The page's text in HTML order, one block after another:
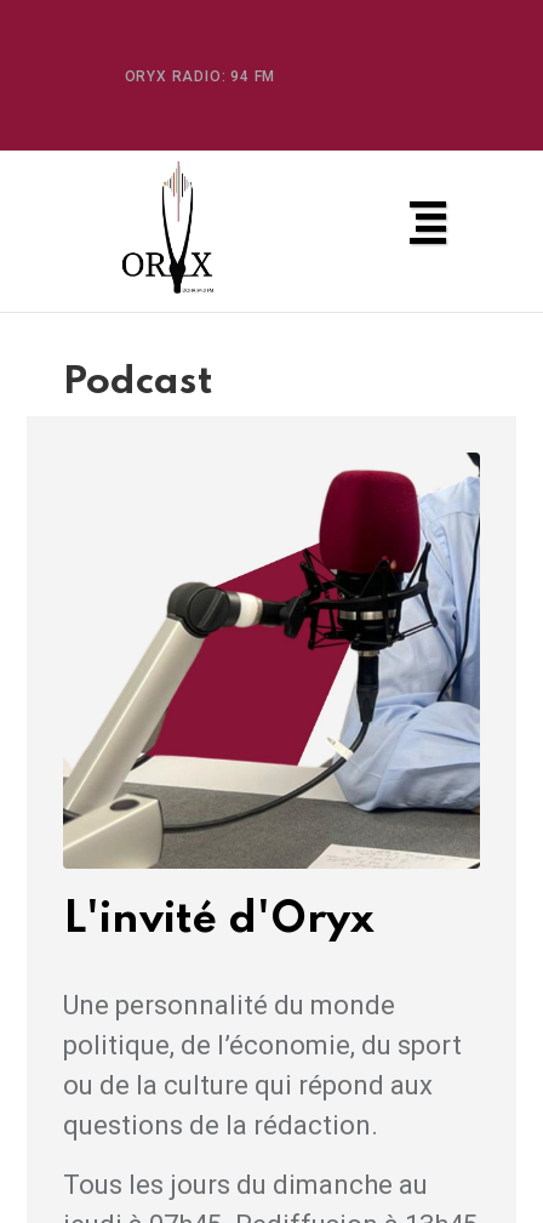
ORYX RADIO: 94 FM
Podcast
L'invité d'Oryx
Une personnalité du monde
politique, de l’économie, du sport
ou de la culture qui répond aux
questions de la rédaction.
Tous les jours du dimanche au